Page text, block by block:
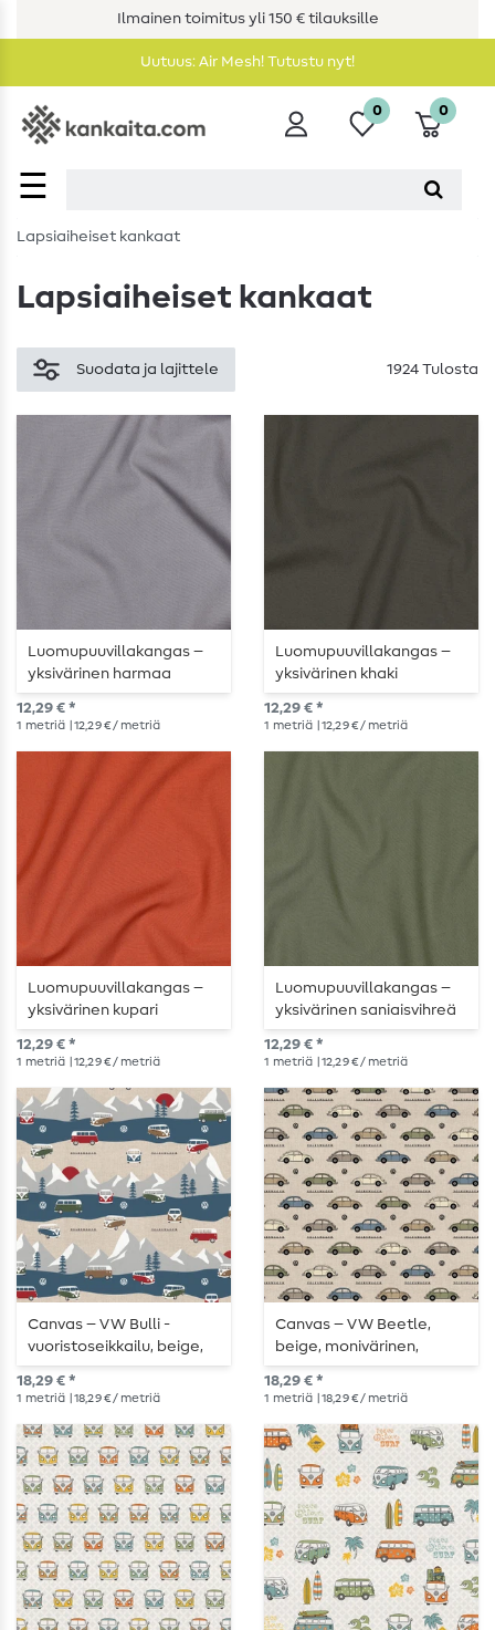
Ilmainen toimitus yli 150 € tilauksille
Uutuus: Air Mesh! Tutustu nyt!
☰
0 0
Lapsiaiheiset kankaat
Lapsiaiheiset kankaat
Suodata ja lajittele 1924 Tulosta
Luomupuuvillakangas –
yksivärinen harmaa
12,29 € *
1 metriä | 12,29 € / metriä
Luomupuuvillakangas –
yksivärinen khaki
12,29 € *
1 metriä | 12,29 € / metriä
Luomupuuvillakangas –
yksivärinen kupari
12,29 € *
1 metriä | 12,29 € / metriä
Luomupuuvillakangas –
yksivärinen saniaisvihreä
12,29 € *
1 metriä | 12,29 € / metriä
Canvas – VW Bulli -
vuoristoseikkailu, beige,
pellavankaltainen
18,29 € *
1 metriä | 18,29 € / metriä
Canvas – VW Beetle,
beige, monivärinen,
pellavankuvioinen
18,29 € *
1 metriä | 18,29 € / metriä